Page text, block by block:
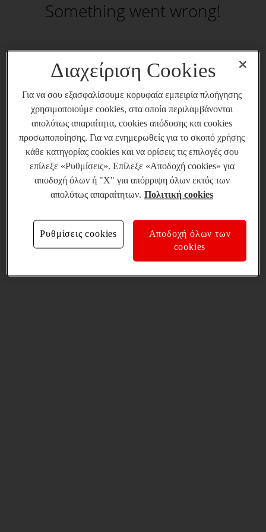
Something went wrong!
Διαχείριση Cookies
Για να σου εξασφαλίσουμε κορυφαία εμπειρία πλοήγησης
χρησιμοποιούμε cookies, στα οποία περιλαμβάνονται
απολύτως απαραίτητα, cookies απόδοσης και cookies
προσωποποίησης. Για να ενημερωθείς για το σκοπό χρήσης
κάθε κατηγορίας cookies και να ορίσεις τις επιλογές σου
επίλεξε «Ρυθμίσεις». Επίλεξε «Αποδοχή cookies» για
αποδοχή όλων ή "X" για απόρριψη όλων εκτός των
απολύτως απαραίτητων. Πολιτική cookies
Ρυθμίσεις cookies
Αποδοχή όλων των
cookies